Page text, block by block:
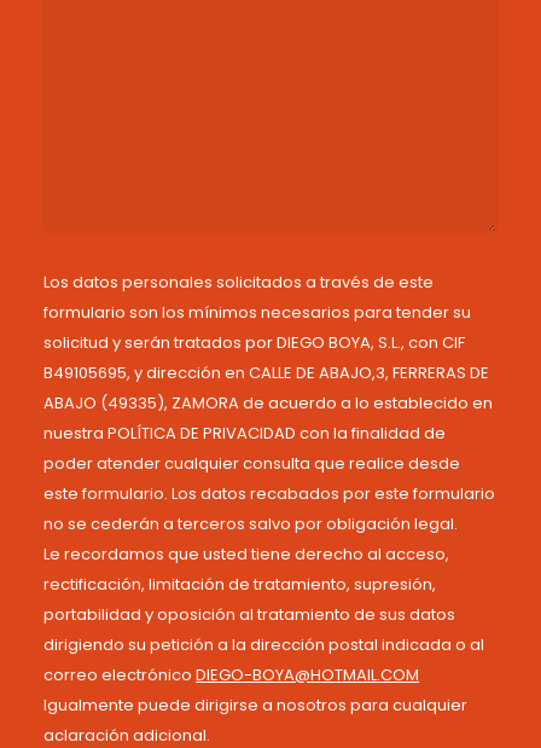
Los datos personales solicitados a través de este
formulario son los mínimos necesarios para tender su
solicitud y serán tratados por DIEGO BOYA, S.L., con CIF
B49105695, y dirección en CALLE DE ABAJO,3, FERRERAS DE
ABAJO (49335), ZAMORA de acuerdo a lo establecido en
nuestra POLÍTICA DE PRIVACIDAD con la finalidad de
poder atender cualquier consulta que realice desde
este formulario. Los datos recabados por este formulario
no se cederán a terceros salvo por obligación legal.
Le recordamos que usted tiene derecho al acceso,
rectificación, limitación de tratamiento, supresión,
portabilidad y oposición al tratamiento de sus datos
dirigiendo su petición a la dirección postal indicada o al
correo electrónicoDIEGO-BOYA@HOTMAIL.COM
Igualmente puede dirigirse a nosotros para cualquier
aclaración adicional.